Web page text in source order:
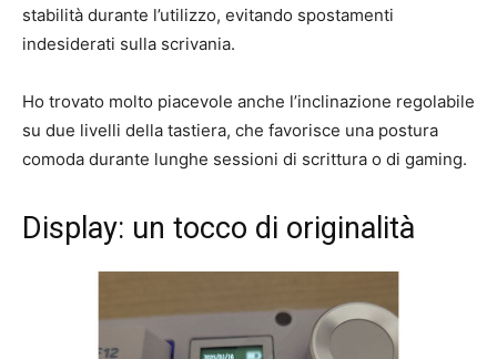
stabilità durante l’utilizzo, evitando spostamenti
indesiderati sulla scrivania.
Ho trovato molto piacevole anche l’inclinazione regolabile
su due livelli della tastiera, che favorisce una postura
comoda durante lunghe sessioni di scrittura o di gaming.
Display: un tocco di originalità